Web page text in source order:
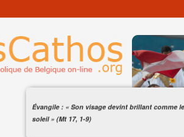
Évangile : « Son visage devint brillant comme le
soleil » (Mt 17, 1-9)